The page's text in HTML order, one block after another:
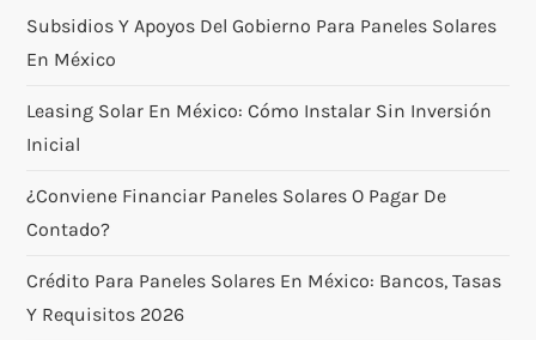
Subsidios Y Apoyos Del Gobierno Para Paneles Solares
En México
Leasing Solar En México: Cómo Instalar Sin Inversión
Inicial
¿Conviene Financiar Paneles Solares O Pagar De
Contado?
Crédito Para Paneles Solares En México: Bancos, Tasas
Y Requisitos 2026